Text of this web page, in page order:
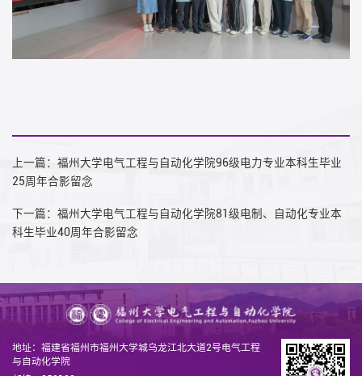
上一篇：福州大学电气工程与自动化学院96级电力专业本科生毕业
25周年合影留念
下一篇：福州大学电气工程与自动化学院81级电制、自动化专业本
科生毕业40周年合影留念
地址：福建省福州市福州大学城乌龙江北大道2号电气工程
与自动化学院